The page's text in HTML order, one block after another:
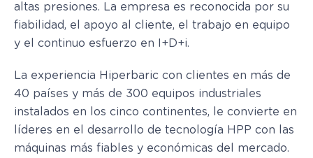
altas presiones. La empresa es reconocida por su
fiabilidad, el apoyo al cliente, el trabajo en equipo
y el continuo esfuerzo en I+D+i.
La experiencia Hiperbaric con clientes en más de
40 países y más de 300 equipos industriales
instalados en los cinco continentes, le convierte en
líderes en el desarrollo de tecnología HPP con las
máquinas más fiables y económicas del mercado.